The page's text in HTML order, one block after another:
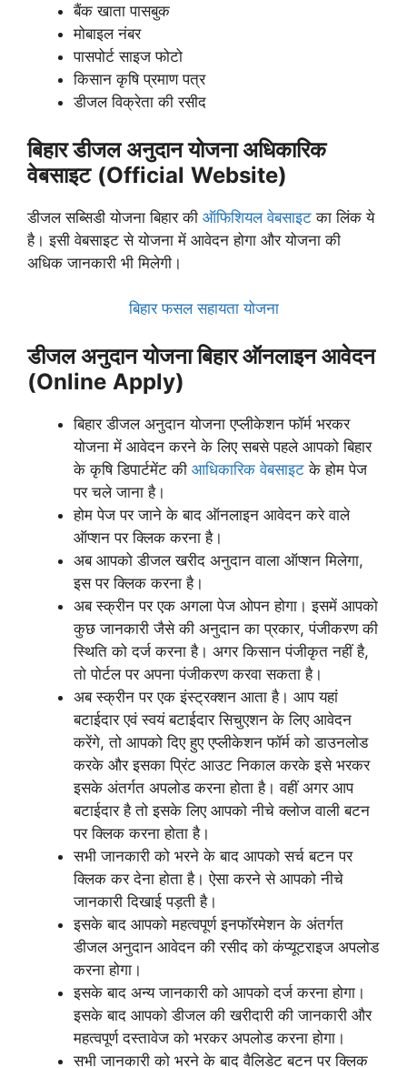
बैंक खाता पासबुक
मोबाइल नंबर
पासपोर्ट साइज फोटो
किसान कृषि प्रमाण पत्र
डीजल विक्रेता की रसीद
बिहार डीजल अनुदान योजना अधिकारिक
वेबसाइट (Official Website)
डीजल सब्सिडी योजना बिहार की ऑफिशियल वेबसाइट का लिंक ये
है। इसी वेबसाइट से योजना में आवेदन होगा और योजना की
अधिक जानकारी भी मिलेगी।
बिहार फसल सहायता योजना
डीजल अनुदान योजना बिहार ऑनलाइन आवेदन
(Online Apply)
बिहार डीजल अनुदान योजना एप्लीकेशन फॉर्म भरकर
योजना में आवेदन करने के लिए सबसे पहले आपको बिहार
के कृषि डिपार्टमेंट की आधिकारिक वेबसाइट के होम पेज
पर चले जाना है।
होम पेज पर जाने के बाद ऑनलाइन आवेदन करे वाले
ऑप्शन पर क्लिक करना है।
अब आपको डीजल खरीद अनुदान वाला ऑप्शन मिलेगा,
इस पर क्लिक करना है।
अब स्क्रीन पर एक अगला पेज ओपन होगा। इसमें आपको
कुछ जानकारी जैसे की अनुदान का प्रकार, पंजीकरण की
स्थिति को दर्ज करना है। अगर किसान पंजीकृत नहीं है,
तो पोर्टल पर अपना पंजीकरण करवा सकता है।
अब स्क्रीन पर एक इंस्ट्रक्शन आता है। आप यहां
बटाईदार एवं स्वयं बटाईदार सिचुएशन के लिए आवेदन
करेंगे, तो आपको दिए हुए एप्लीकेशन फॉर्म को डाउनलोड
करके और इसका प्रिंट आउट निकाल करके इसे भरकर
इसके अंतर्गत अपलोड करना होता है। वहीं अगर आप
बटाईदार है तो इसके लिए आपको नीचे क्लोज वाली बटन
पर क्लिक करना होता है।
सभी जानकारी को भरने के बाद आपको सर्च बटन पर
क्लिक कर देना होता है। ऐसा करने से आपको नीचे
जानकारी दिखाई पड़ती है।
इसके बाद आपको महत्वपूर्ण इनफॉरमेशन के अंतर्गत
डीजल अनुदान आवेदन की रसीद को कंप्यूटराइज अपलोड
करना होगा।
इसके बाद अन्य जानकारी को आपको दर्ज करना होगा।
इसके बाद आपको डीजल की खरीदारी की जानकारी और
महत्वपूर्ण दस्तावेज को भरकर अपलोड करना होगा।
सभी जानकारी को भरने के बाद वैलिडेट बटन पर क्लिक